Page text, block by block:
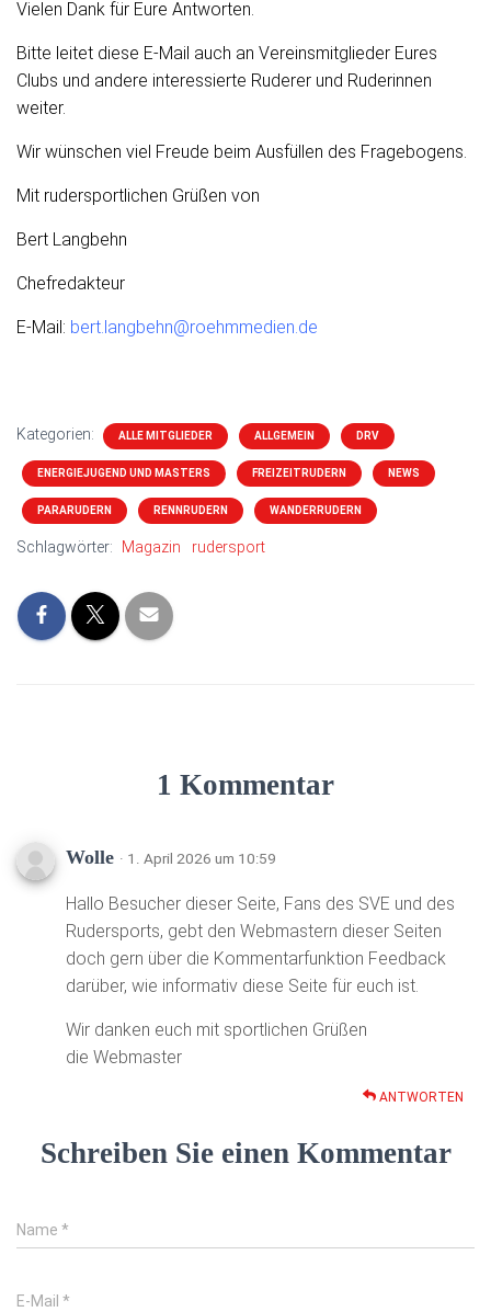
Vielen Dank für Eure Antworten.
Bitte leitet diese E-Mail auch an Vereinsmitglieder Eures
Clubs und andere interessierte Ruderer und Ruderinnen
weiter.
Wir wünschen viel Freude beim Ausfüllen des Fragebogens.
Mit rudersportlichen Grüßen von
Bert Langbehn
Chefredakteur
E-Mail: bert.langbehn@roehmmedien.de
Kategorien: ALLE MITGLIEDER ALLGEMEIN DRV
ENERGIEJUGEND UND MASTERS FREIZEITRUDERN NEWS
PARARUDERN RENNRUDERN WANDERRUDERN
Schlagwörter: Magazin rudersport
1 Kommentar
Wolle · 1. April 2026 um 10:59
Hallo Besucher dieser Seite, Fans des SVE und des
Rudersports, gebt den Webmastern dieser Seiten
doch gern über die Kommentarfunktion Feedback
darüber, wie informativ diese Seite für euch ist.
Wir danken euch mit sportlichen Grüßen
die Webmaster
ANTWORTEN
Schreiben Sie einen Kommentar
Name *
E-Mail *